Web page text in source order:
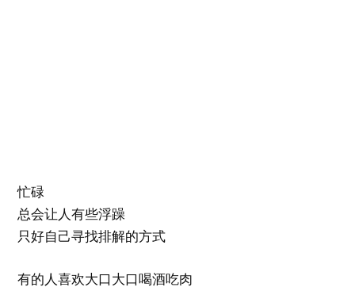
忙碌
总会让人有些浮躁
只好自己寻找排解的方式
有的人喜欢大口大口喝酒吃肉